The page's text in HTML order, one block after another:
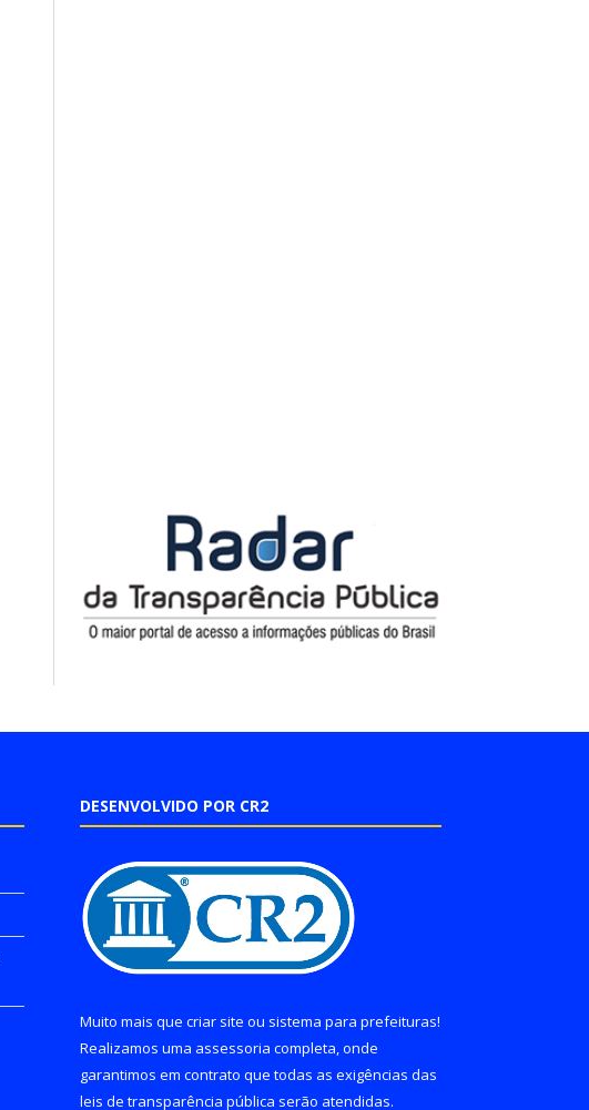
DESENVOLVIDO POR CR2
Muito mais que criar site ou sistema para prefeituras!
Realizamos uma assessoria completa, onde
garantimos em contrato que todas as exigências das
leis de transparência pública serão atendidas.